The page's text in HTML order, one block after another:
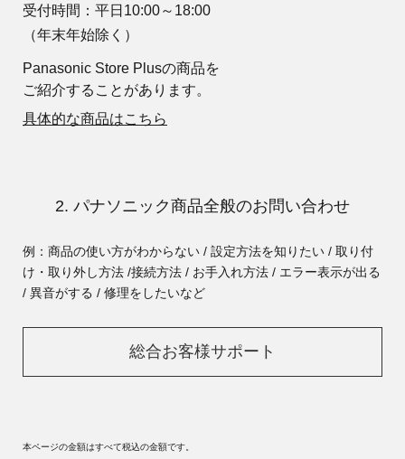
受付時間：平日10:00～18:00
（年末年始除く）
Panasonic Store Plusの商品を
ご紹介することがあります。
具体的な商品はこちら
2. パナソニック商品全般のお問い合わせ
例：商品の使い方がわからない / 設定方法を知りたい / 取り付
け・取り外し方法 /接続方法 / お手入れ方法 / エラー表示が出る
/ 異音がする / 修理をしたいなど
総合お客様サポート
本ページの金額はすべて税込の金額です。